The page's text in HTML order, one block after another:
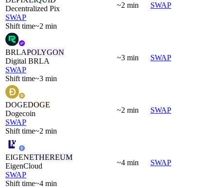
Decentralized Pix
SWAP
Shift time~2 min
~2 min SWAP
BRLAPOLYGON
Digital BRLA
SWAP
Shift time~3 min
~3 min SWAP
DOGEDOGE
Dogecoin
SWAP
Shift time~2 min
~2 min SWAP
EIGENETHEREUM
EigenCloud
SWAP
Shift time~4 min
~4 min SWAP